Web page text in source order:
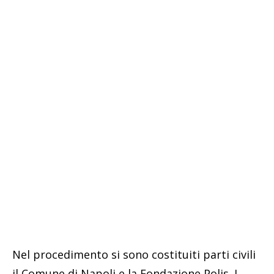
Nel procedimento si sono costituiti parti civili